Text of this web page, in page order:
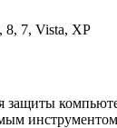
8, 7, Vista, XP